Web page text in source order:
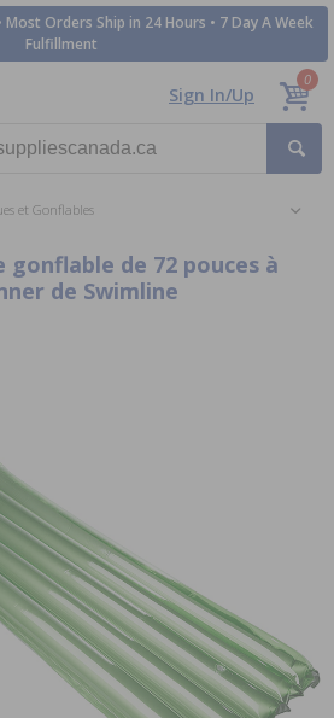
Most Orders Ship in 24 Hours • 7 Day A Week
Fulfillment
Sign In/Up
0
et Gonflables
gonflable de 72 pouces à
de Swimline